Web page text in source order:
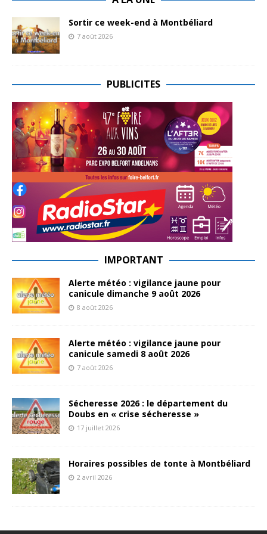
Sortir ce week-end à Montbéliard
7 août 2026
PUBLICITES
IMPORTANT
Alerte météo : vigilance jaune pour
canicule dimanche 9 août 2026
8 août 2026
Alerte météo : vigilance jaune pour
canicule samedi 8 août 2026
7 août 2026
Sécheresse 2026 : le département du
Doubs en « crise sécheresse »
17 juillet 2026
Horaires possibles de tonte à Montbéliard
2 avril 2026